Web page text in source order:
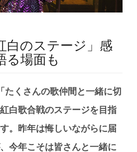
白のステージ」感
る場面も
「たくさんの歌仲間と一緒に切
白歌合戦のステージを目指
。昨年は悔しいながらに届
今年こそは皆さんと一緒に